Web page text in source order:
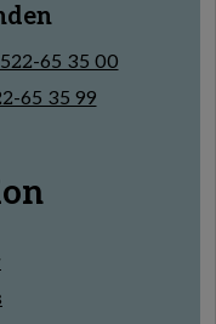
65 35 00
65 35 99